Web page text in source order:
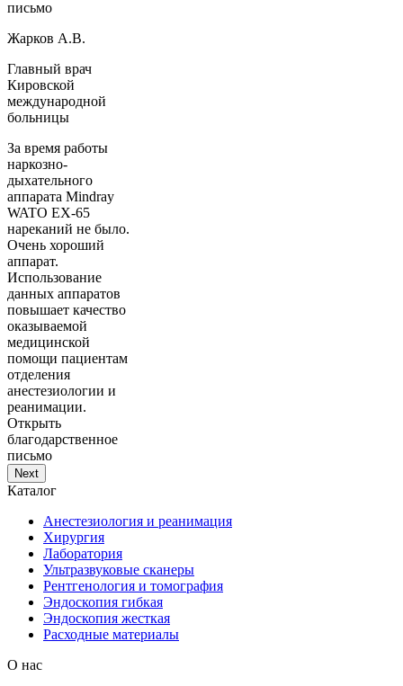
письмо
Жарков А.В.
Главный врач
Кировской
международной
больницы
За время работы
наркозно-
дыхательного
аппарата Mindray
WATO EX-65
нареканий не было.
Очень хороший
аппарат.
Использование
данных аппаратов
повышает качество
оказываемой
медицинской
помощи пациентам
отделения
анестезиологии и
реанимации.
Открыть
благодарственное
письмо
Next
Каталог
Анестезиология и реанимация
Хирургия
Лаборатория
Ультразвуковые сканеры
Рентгенология и томография
Эндоскопия гибкая
Эндоскопия жесткая
Расходные материалы
О нас